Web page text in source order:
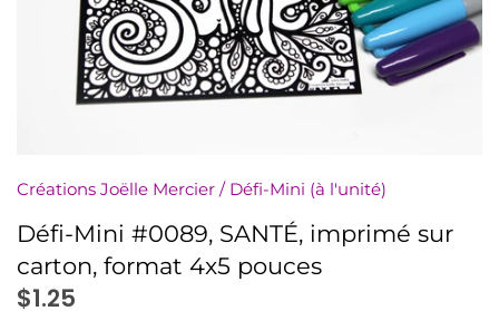
Créations Joëlle Mercier / Défi-Mini (à l'unité)
Défi-Mini #0089, SANTÉ, imprimé sur
carton, format 4x5 pouces
$1.25
numériquement
Minis à l'unité
PDF (téléchargement)
Pochettes (8,5x11)
Rassemblements